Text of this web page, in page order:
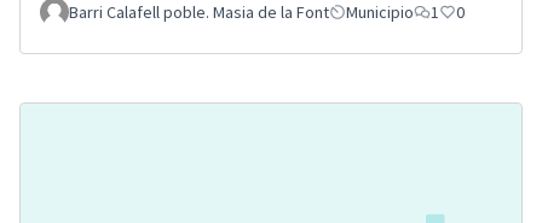
Barri Calafell poble. Masia de la Font Municipio 1 0